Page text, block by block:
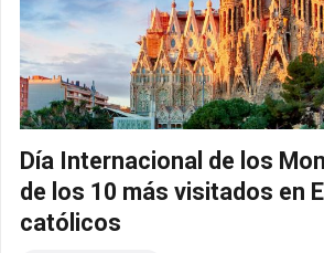
Día Internacional de los
de los 10 más visitados en
católicos